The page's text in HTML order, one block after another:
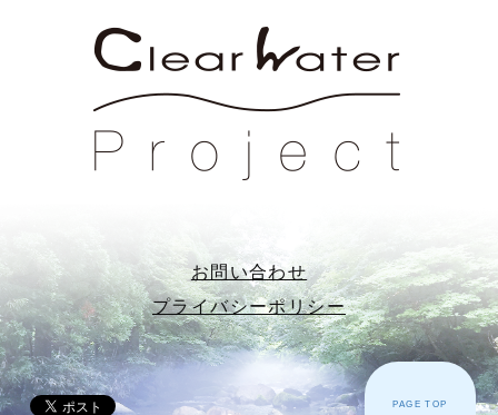
PAGE TOP
お問い合わせ
プライバシーポリシー